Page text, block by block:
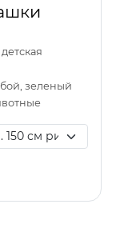
зеленый